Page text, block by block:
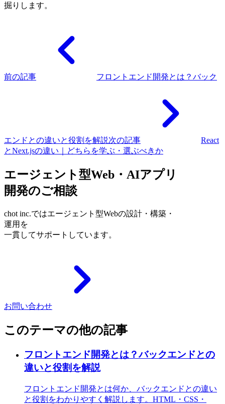
掘りします。
前の記事 フロントエンド開発とは？バック
エンドとの違いと役割を解説次の記事
React
とNext.jsの違い｜どちらを学ぶ・選ぶべきか
エージェント型Web・AIアプリ
開発のご相談
chot inc.ではエージェント型Webの設計・構築・
運用を
一貫してサポートしています。
お問い合わせ
このテーマの他の記事
フロントエンド開発とは？バックエンドとの
違いと役割を解説
フロントエンド開発とは何か、バックエンドとの違い
と役割をわかりやすく解説します。HTML・CSS・